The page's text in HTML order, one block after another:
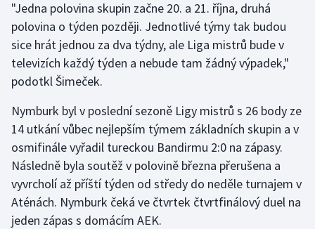
Stolní tenis
Triatlon
Veslování
Vodní slalom
Volejbal
Ostatní
"Jedna polovina skupin začne 20. a 21. října, druhá
polovina o týden později. Jednotlivé týmy tak budou
sice hrát jednou za dva týdny, ale Liga mistrů bude v
televizích každý týden a nebude tam žádný výpadek,"
podotkl Šimeček.
Nymburk byl v poslední sezoně Ligy mistrů s 26 body ze
14 utkání vůbec nejlepším týmem základních skupin a v
osmifinále vyřadil tureckou Bandirmu 2:0 na zápasy.
Následně byla soutěž v polovině března přerušena a
vyvrcholí až příští týden od středy do neděle turnajem v
Aténách. Nymburk čeká ve čtvrtek čtvrtfinálový duel na
jeden zápas s domácím AEK.